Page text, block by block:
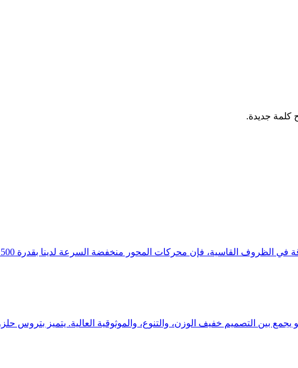
فإن محركات المحور منخفضة السرعة لدينا بقدرة 500 واط - 1000 واط توفر أداءً استثنائيًا.